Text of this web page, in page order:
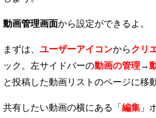
動画管理画面から設定ができるよ。
まずは、 ユーザーアイコンからクリ
ック。 左サイドバーの動画の管理→
と投稿した動画リストのページに移
共有したい動画の横にある「編集 」